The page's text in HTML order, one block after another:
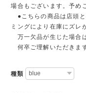
場合もございます。予め
●こちらの商品は店頭と
ミングにより在庫にズレ
万一欠品が生じた場合
何卒ご理解いただきま
種類